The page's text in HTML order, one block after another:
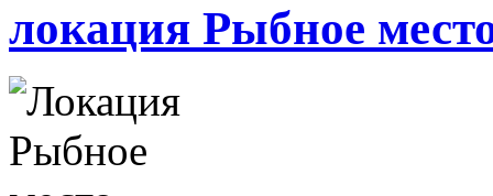
локация Рыбное